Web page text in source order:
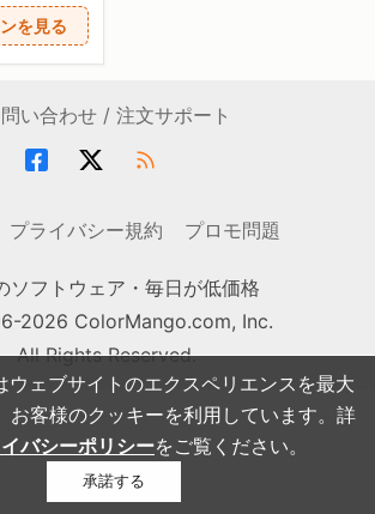
ェブサイトのエクスペリエンスを最大
お客様のクッキーを利用しています。詳
バシーポリシーをご覧ください。
承諾する
を見る
い合わせ / 注文サポート
プライバシー規約 プロモ問題
ソフトウェア・毎日が低価格
2026 ColorMango.com, Inc.
All Rights Reserved.